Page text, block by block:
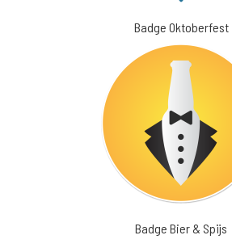
Badge Oktoberfest
Badge Bier & Spijs